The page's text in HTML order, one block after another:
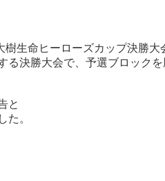
生命ヒーローズカップ決勝大
決勝大会で、予選ブロックを
と
た。